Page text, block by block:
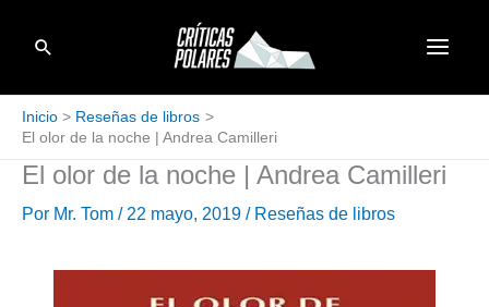
Buscar
Inicio
Reseñas de libros
El olor de la noche | Andrea Camilleri
El olor de la noche | Andrea Camilleri
Por Mr. Tom / 22 mayo, 2019 / Reseñas de libros